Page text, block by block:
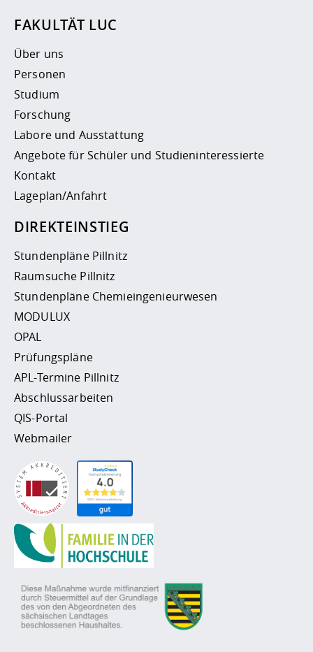
FAKULTÄT LUC
Über uns
Personen
Studium
Forschung
Labore und Ausstattung
Angebote für Schüler und Studieninteressierte
Kontakt
Lageplan/Anfahrt
DIREKTEINSTIEG
Stundenpläne Pillnitz
Raumsuche Pillnitz
Stundenpläne Chemieingenieurwesen
MODULUX
OPAL
Prüfungspläne
APL-Termine Pillnitz
Abschlussarbeiten
QIS-Portal
Webmailer